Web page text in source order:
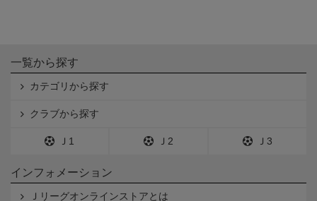
一覧から探す
カテゴリから探す
クラブから探す
Ｊ1 Ｊ2 Ｊ3
インフォメーション
Ｊリーグオンラインストアとは